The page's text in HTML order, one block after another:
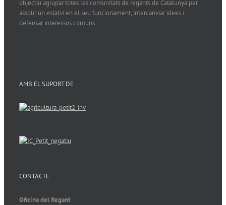
objectiu agrupar totes les comunitats de regants de Catalunya per
assolir un estalvi en el seu funcionament, intercanviar idees i
defensar interessos comuns.
AMB EL SUPORT DE
CONTACTE
Oficina del Regant